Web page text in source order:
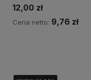
12,00 zł
Cena netto: 9,76 zł